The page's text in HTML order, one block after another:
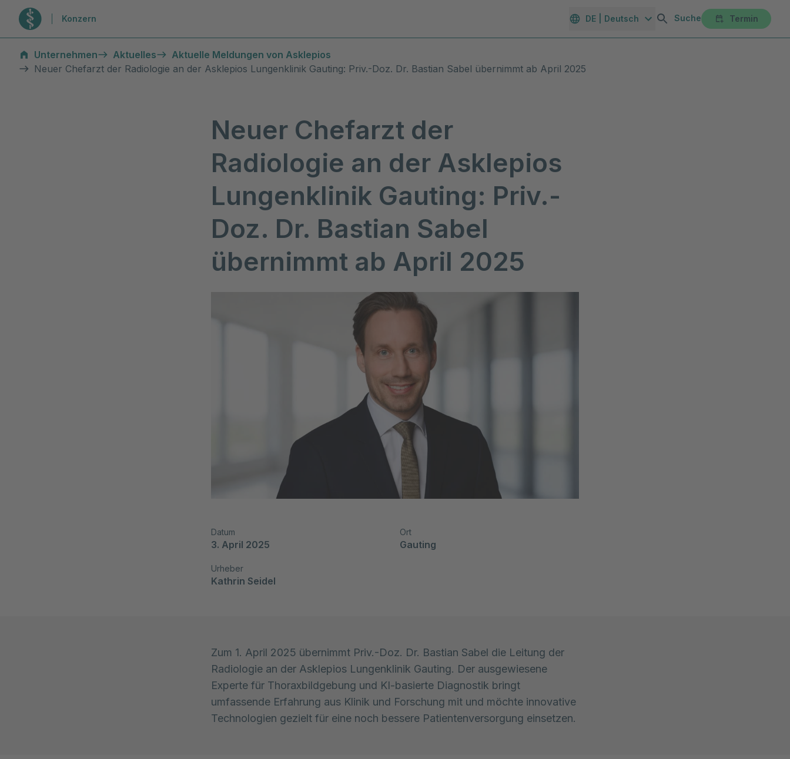
Zur Startseite
Konzern DE | Deutsch Suche Termin
Unternehmen
Aktuelles
Aktuelle Meldungen von Asklepios
Neuer Chefarzt der Radiologie an der Asklepios Lungenklinik Gauting: Priv.-Doz. Dr. Bastian Sabel übernimmt ab April 2025
Neuer Chefarzt der
Radiologie an der Asklepios
Lungenklinik Gauting: Priv.-
Doz. Dr. Bastian Sabel
übernimmt ab April 2025
Datum
3. April 2025
Ort
Gauting
Urheber
Kathrin Seidel
Zum 1. April 2025 übernimmt Priv.-Doz. Dr. Bastian Sabel die Leitung der
Radiologie an der Asklepios Lungenklinik Gauting. Der ausgewiesene
Experte für Thoraxbildgebung und KI-basierte Diagnostik bringt
umfassende Erfahrung aus Klinik und Forschung mit und möchte innovative
Technologien gezielt für eine noch bessere Patientenversorgung einsetzen.